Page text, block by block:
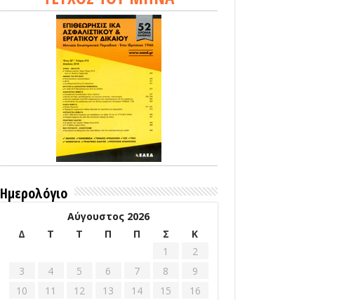
Ημερολόγιο
Αύγουστος 2026
Δ
Τ Τ Π Π Σ
Κ
1
2
3
4 5 6 7 8
9
10
11 12 13 14 15
16